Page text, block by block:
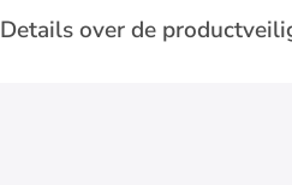
Details over de